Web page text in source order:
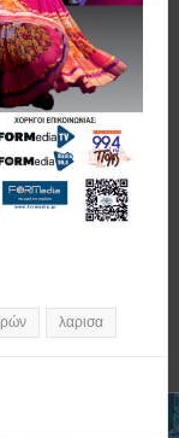
λαρισα